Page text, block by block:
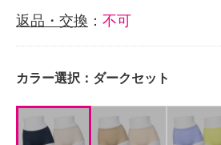
返品・交換 ： 不可
カラー選択： ダークセット